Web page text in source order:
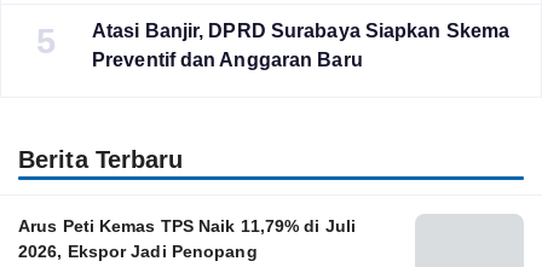
5
Atasi Banjir, DPRD Surabaya Siapkan Skema
Preventif dan Anggaran Baru
Berita Terbaru
Arus Peti Kemas TPS Naik 11,79% di Juli
2026, Ekspor Jadi Penopang